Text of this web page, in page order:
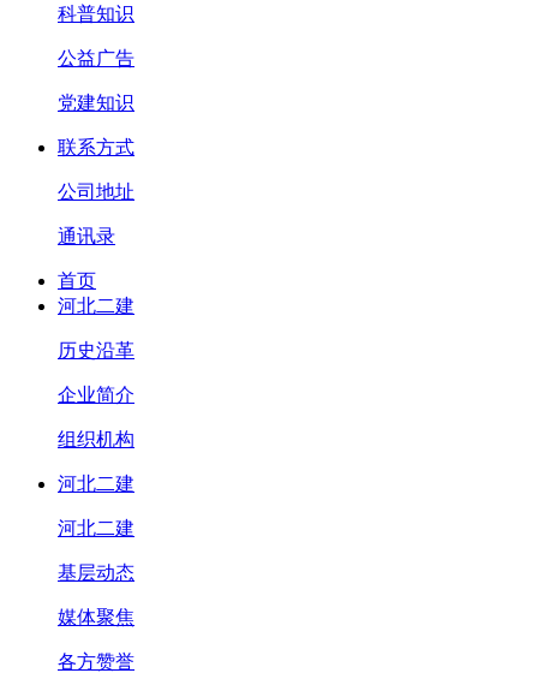
科普知识
公益广告
党建知识
联系方式
公司地址
通讯录
首页
河北二建
历史沿革
企业简介
组织机构
河北二建
河北二建
基层动态
媒体聚焦
各方赞誉